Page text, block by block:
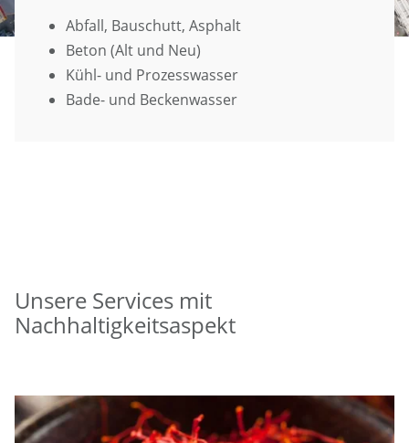
Abfall, Bauschutt, Asphalt
Beton (Alt und Neu)
Kühl- und Prozesswasser
Bade- und Beckenwasser
Unsere Services mit
Nachhaltigkeitsaspekt